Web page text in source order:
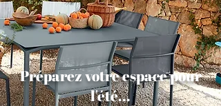
Préparez votre espace pour
l'été...